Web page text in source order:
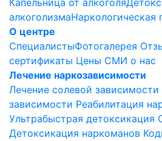
Капельница от алкоголя
алкоголизмаНаркологическая
О центре
СпециалистыФотогалерея
сертификаты Цены СМИ о нас
Лечение наркозависимости
Лечение солевой зависимости
зависимости Реабилитация
Ультрабыстрая детоксикация
Детоксикация наркоманов